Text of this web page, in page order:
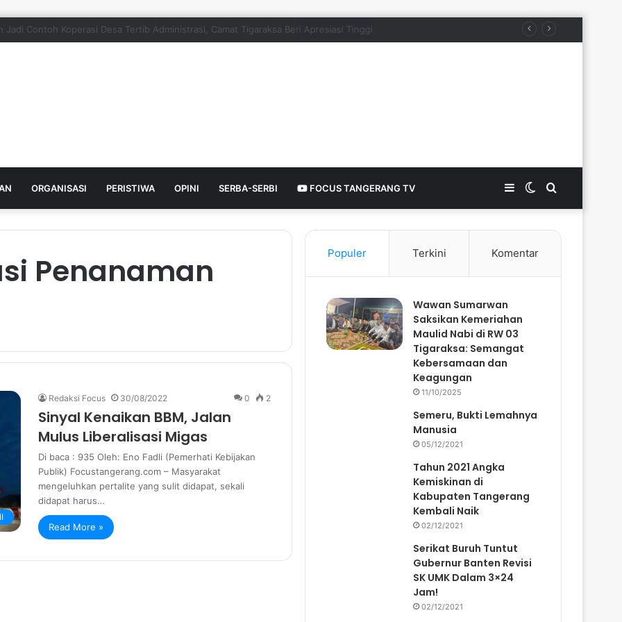
Contoh Koperasi Desa Tertib Administrasi, Camat Tigaraksa Beri Apresiasi Tinggi
ORGANISASI PERISTIWA OPINI SERBA-SERBI FOCUS TANGERANG TV Search
Switch
skin
Sidebar
Penanaman
Redaksi Focus 30/08/2022 0 2
Sinyal Kenaikan BBM, Jalan
Mulus Liberalisasi Migas
Di baca : 935 Oleh: Eno Fadli (Pemerhati Kebijakan
Publik) Focustangerang.com – Masyarakat
mengeluhkan pertalite yang sulit didapat, sekali
didapat harus…
Read More »
Populer Terkini Komentar
Wawan Sumarwan
Saksikan Kemeriahan
Maulid Nabi di RW 03
Tigaraksa: Semangat
Kebersamaan dan
Keagungan
11/10/2025
Semeru, Bukti Lemahnya
Manusia
05/12/2021
Tahun 2021 Angka
Kemiskinan di
Kabupaten Tangerang
Kembali Naik
02/12/2021
Serikat Buruh Tuntut
Gubernur Banten Revisi
SK UMK Dalam 3×24
Jam!
02/12/2021